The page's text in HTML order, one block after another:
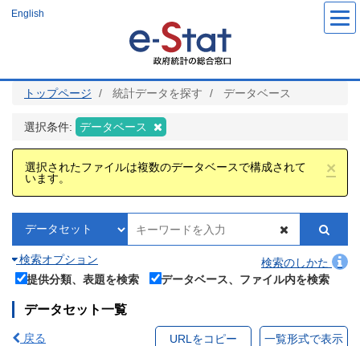
ツ
English
トップページ 統計データを探す データベース
選択条件: データベース
×
選択されたファイルは複数のデータベースで構成されて
います。
検索オプション
検索のしかた
提供分類、表題を検索
データベース、ファイル内を検索
データセット一覧
戻る URLをコピー 一覧形式で表示